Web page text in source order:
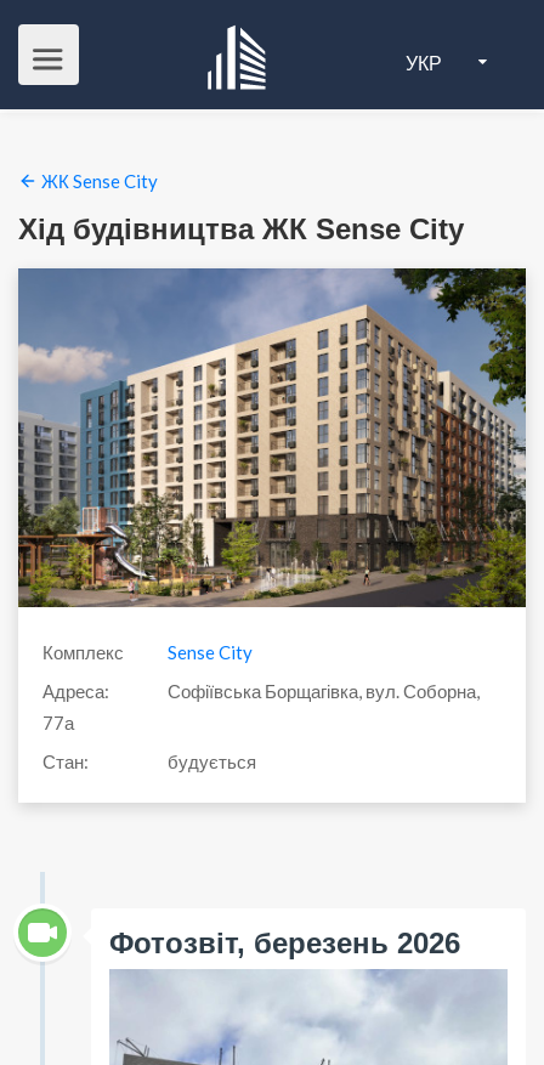
УКР
ЖК Sense City
Хід будівництва ЖК Sense City
Комплекс
Sense City
Адреса:
Софіївська Борщагівка, вул. Соборна,
77а
Стан:
будується
Фотозвіт, березень 2026